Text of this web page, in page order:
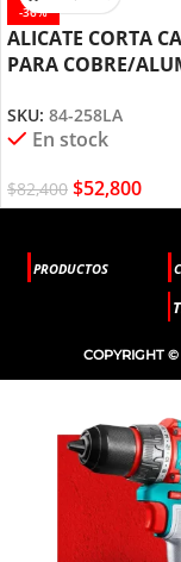
-36%
ALICATE CORTA
PARA COBRE/
SKU: 84-258LA
En stock
$82,400 $52,800
PRODUCTOS
COPYRIGHT ©